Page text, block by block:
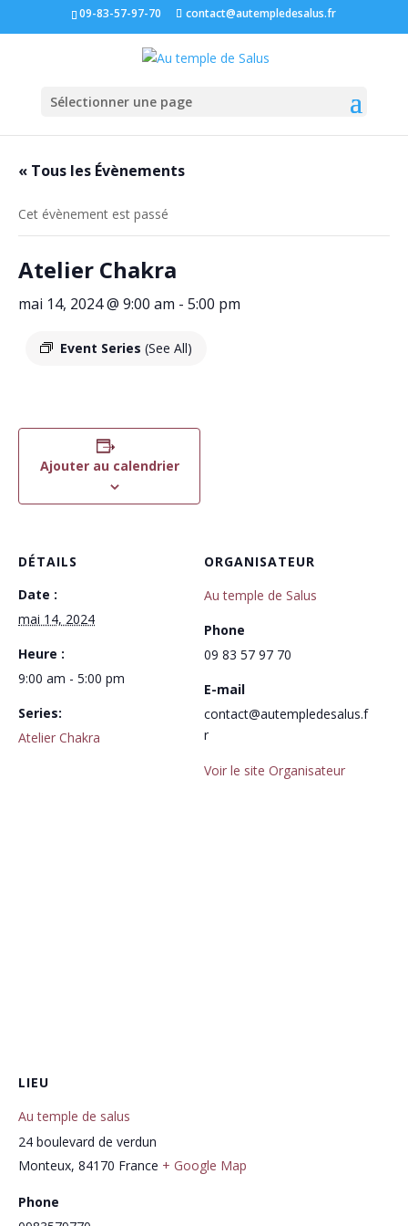
09-83-57-97-70 contact@autempledesalus.fr
Sélectionner une page
« Tous les Évènements
Cet évènement est passé
Atelier Chakra
mai 14, 2024 @ 9:00 am - 5:00 pm
Event Series (See All)
Ajouter au calendrier
DÉTAILS
Date :
mai 14, 2024
Heure :
9:00 am - 5:00 pm
Series:
Atelier Chakra
ORGANISATEUR
Au temple de Salus
Phone
09 83 57 97 70
E-mail
contact@autempledesalus.f
r
Voir le site Organisateur
LIEU
Au temple de salus
24 boulevard de verdun
Monteux, 84170 France + Google Map
Phone